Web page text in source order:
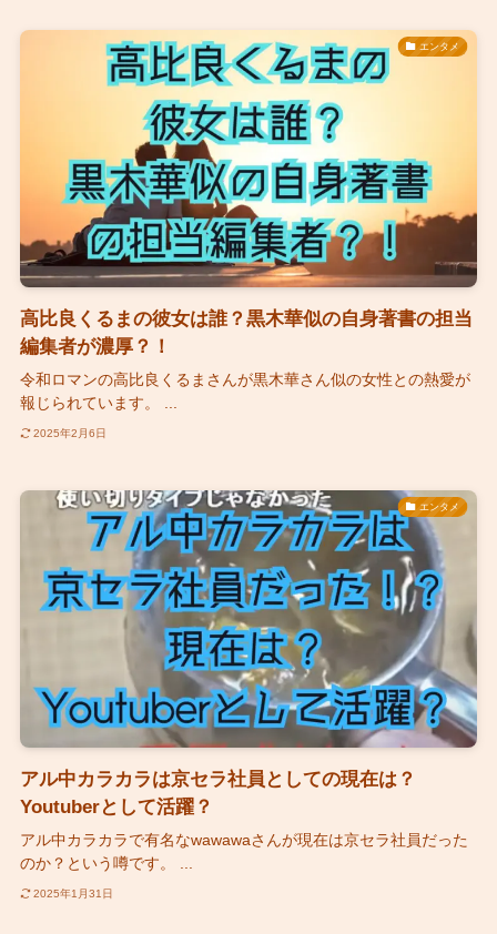
エンタメ
高比良くるまの彼女は誰？黒木華似の自身著書の担当
編集者が濃厚？！
令和ロマンの高比良くるまさんが黒木華さん似の女性との熱愛が
報じられています。 ...
2025年2月6日
エンタメ
アル中カラカラは京セラ社員としての現在は？
Youtuberとして活躍？
アル中カラカラで有名なwawawaさんが現在は京セラ社員だった
のか？という噂です。 ...
2025年1月31日